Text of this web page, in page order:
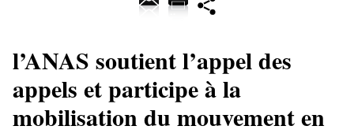
l’ANAS soutient l’appel des
appels et participe à la
mobilisation du mouvement en